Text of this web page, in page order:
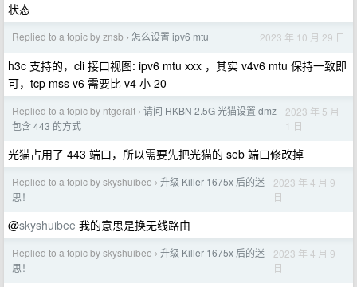
状态
Replied to a topic by znsb › 怎么设置 ipv6 mtu 2023 年 10 月 29 日
h3c 支持的，cli 接口视图: ipv6 mtu xxx ，其实 v4v6 mtu 保持一致即
可，tcp mss v6 需要比 v4 小 20
Replied to a topic by ntgeralt › 请问 HKBN 2.5G 光猫设置 dmz
包含 443 的方式
2023 年 5 月
1 日
光猫占用了 443 端口，所以需要先把光猫的 seb 端口修改掉
Replied to a topic by skyshuibee › 升级 Killer 1675x 后的迷
思！
2023 年 4 月 9
日
@skyshuibee 我的意思是换无线路由
Replied to a topic by skyshuibee › 升级 Killer 1675x 后的迷
思！
2023 年 4 月 9
日